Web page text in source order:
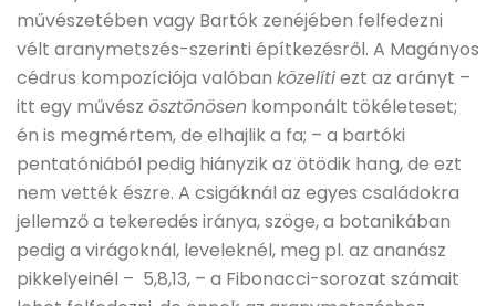
művészetében vagy Bartók zenéjében felfedezni
vélt aranymetszés-szerinti építkezésről. A Magányos
cédrus kompozíciója valóban közelítiezt az arányt –
itt egy művész ösztönösen komponált tökéleteset;
én is megmértem, de elhajlik a fa; – a bartóki
pentatóniából pedig hiányzik az ötödik hang, de ezt
nem vették észre. A csigáknál az egyes családokra
jellemző a tekeredés iránya, szöge, a botanikában
pedig a virágoknál, leveleknél, meg pl. az ananász
pikkelyeinél – 5,8,13, – a Fibonacci-sorozat számait